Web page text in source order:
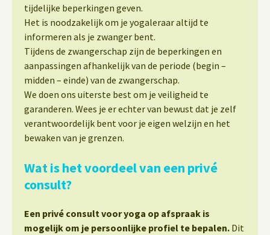
tijdelijke beperkingen geven.
Het is noodzakelijk om je yogaleraar altijd te
informeren als je zwanger bent.
Tijdens de zwangerschap zijn de beperkingen en
aanpassingen afhankelijk van de periode (begin –
midden – einde) van de zwangerschap.
We doen ons uiterste best om je veiligheid te
garanderen. Wees je er echter van bewust dat je zelf
verantwoordelijk bent voor je eigen welzijn en het
bewaken van je grenzen.
Wat is het voordeel van een privé
consult?
Een privé consult voor yoga op afspraak is
mogelijk om je persoonlijke profiel te bepalen. Dit